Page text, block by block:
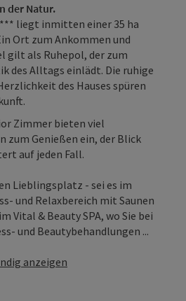
der Natur.
liegt inmitten einer 35 ha
Ort zum Ankommen und
gilt als Ruhepol, der zum
des Alltags einlädt. Die ruhige
des Hauses spüren
Zimmer bieten viel
zum Genießen ein, der Blick
auf jeden Fall.
Lieblingsplatz - sei es im
und Relaxbereich mit Saunen
Vital & Beauty SPA, wo Sie bei
und Beautybehandlungen ...
anzeigen